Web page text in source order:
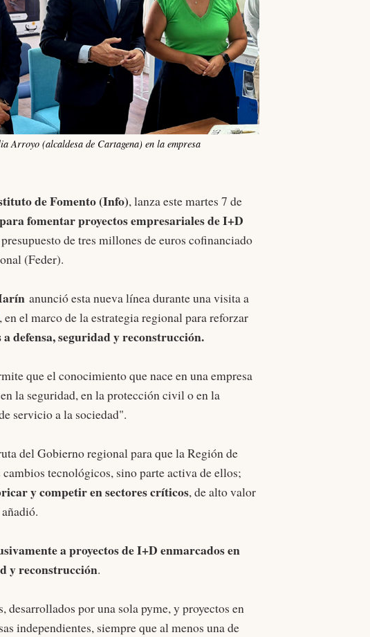
Arroyo (alcaldesa de Cartagena) en la empresa
de Fomento (Info), lanza este martes 7 de
fomentar proyectos empresariales de I+D
de tres millones de euros cofinanciado
(Feder).
anunció esta nueva línea durante una visita a
, en el marco de la estrategia regional para reforzar
defensa, seguridad y reconstrucción.
que el conocimiento que nace en una empresa
la seguridad, en la protección civil o en la
servicio a la sociedad".
del Gobierno regional para que la Región de
tecnológicos, sino parte activa de ellos;
y competir en sectores críticos, de alto valor
a proyectos de I+D enmarcados en
y reconstrucción.
desarrollados por una sola pyme, y proyectos en
independientes, siempre que al menos una de